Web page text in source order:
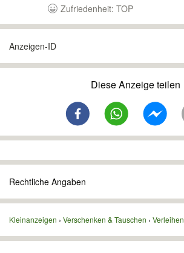
Zufriedenheit: TOP
Anzeigen-ID
Diese Anzeige teilen
Rechtliche Angaben
Kleinanzeigen Verschenken & Tauschen Verleihen